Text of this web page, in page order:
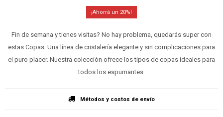
20
Fin de semana y tienes visitas? No hay problema, quedarás super con
estas Copas. Una línea de cristalería elegante y sin complicaciones para
el puro placer. Nuestra colección ofrece los tipos de copas ideales para
todos los espumantes.
Métodos y costos de envío